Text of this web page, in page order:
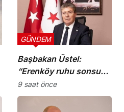
Başbakan Üstel:
“Erenköy ruhu sonsuza
dek yaşayacaktır”
GÜNDEM
9 saat önce